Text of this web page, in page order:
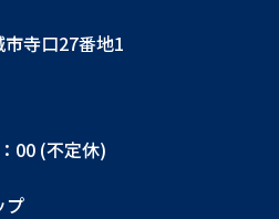
寺口27番地1
00 (不定休)
プ